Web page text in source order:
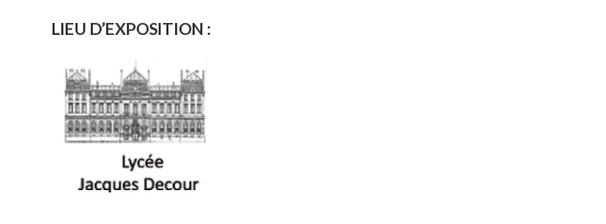
LIEU D’EXPOSITION :